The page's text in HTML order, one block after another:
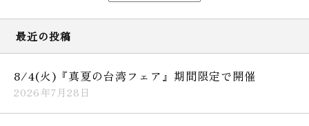
最近の投稿
8/4(火)『真夏の台湾フェア』期間限定で開催
2026年7月28日